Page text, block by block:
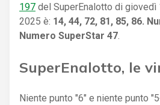
197 del SuperEnalotto di giovedì
2025 è: 14, 44, 72, 81, 85, 86.
Numero SuperStar 47
SuperEnalotto, le
Niente punto "6" e niente punto